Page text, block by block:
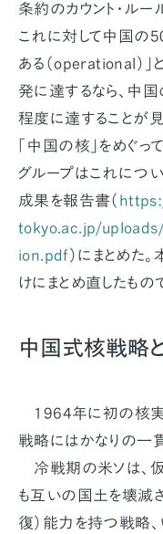
条約のカウント・ルー
これに対して中国の
ある（operational）」
発に達するなら、中
程度に達することが見
「中国の核」をめぐ
グループはこれにつ
成果を報告書（
tokyo.ac.jp/
ion.pdf）にまとめた
けにまとめ直したもの
中国式核戦略と
1964年に初の核実
戦略にはかなりの一
冷戦期の米ソは、
も互いの国土を壊滅
復）能力を持つ戦略